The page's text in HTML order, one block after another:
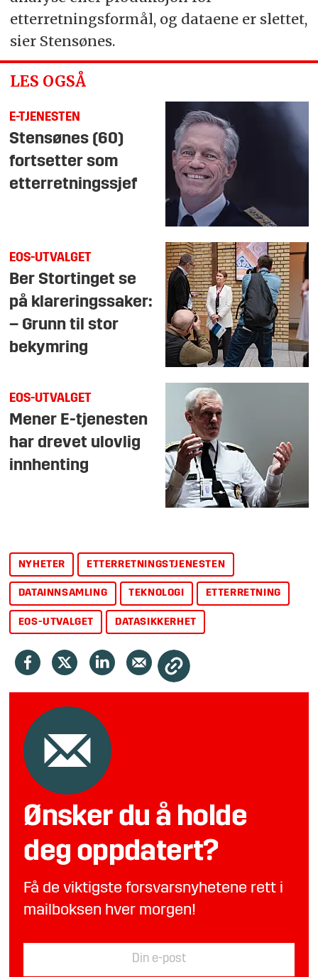
etterretningsformål, og dataene er slettet,
sier Stensønes.
LES OGSÅ
E-TJENESTEN
Stensønes (60)
fortsetter som
etterretningssjef
EOS-UTVALGET
Ber Stortinget se
på klareringssaker:
– Grunn til stor
bekymring
EOS-UTVALGET
Mener E-tjenesten
har drevet ulovlig
innhenting
NYHETER ETTERRETNINGSTJENESTEN
DATAINNSAMLING TEKNOLOGI ETTERRETNING
EOS-UTVALGET DATASIKKERHET
Ønsker du å holde
deg oppdatert?
Få de viktigste forsvarsnyhetene rett i
mailboksen hver morgen!